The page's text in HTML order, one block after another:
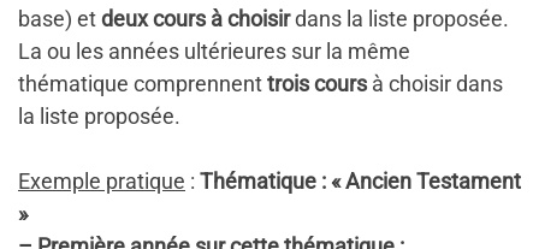
base) etdeux cours à choisirdans la liste proposée.
La ou les années ultérieures sur la même
thématique comprennenttrois cours à choisir dans
la liste proposée.
Exemple pratique : Thématique : « Ancien Testament
»